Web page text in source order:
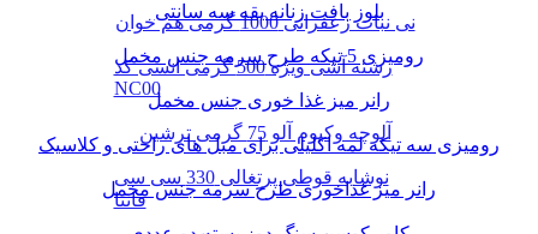
نی نبات زعفرانی 1000 گرمی هم خوان
رشته آشی ویژه 500 گرمی انسی کد
NC00
آلوچه وکیوم آلو 75 گرمی ترشین
نوشابه قوطی پرتغالی 330 سی سی
فانتا
بلوز بافت زنانه یقه سه سانتی
رومیزی 5 تیکه طرح سرمه جنس مخمل
رانر میز غذا خوری جنس مخمل
رومیزی سه تیکه لمه اکلیلی برای مبل های راحتی و کلاسیک
رانر میز غذاخوری طرح سرمه جنس مخمل